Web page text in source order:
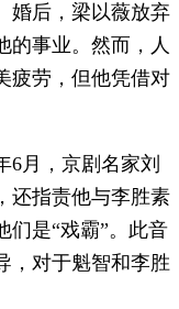
婚后，梁以薇放弃
的事业。然而，人
疲劳，但他凭借对
6月，京剧名家刘
还指责他与李胜素
们是“戏霸”。此音
，对于魁智和李胜